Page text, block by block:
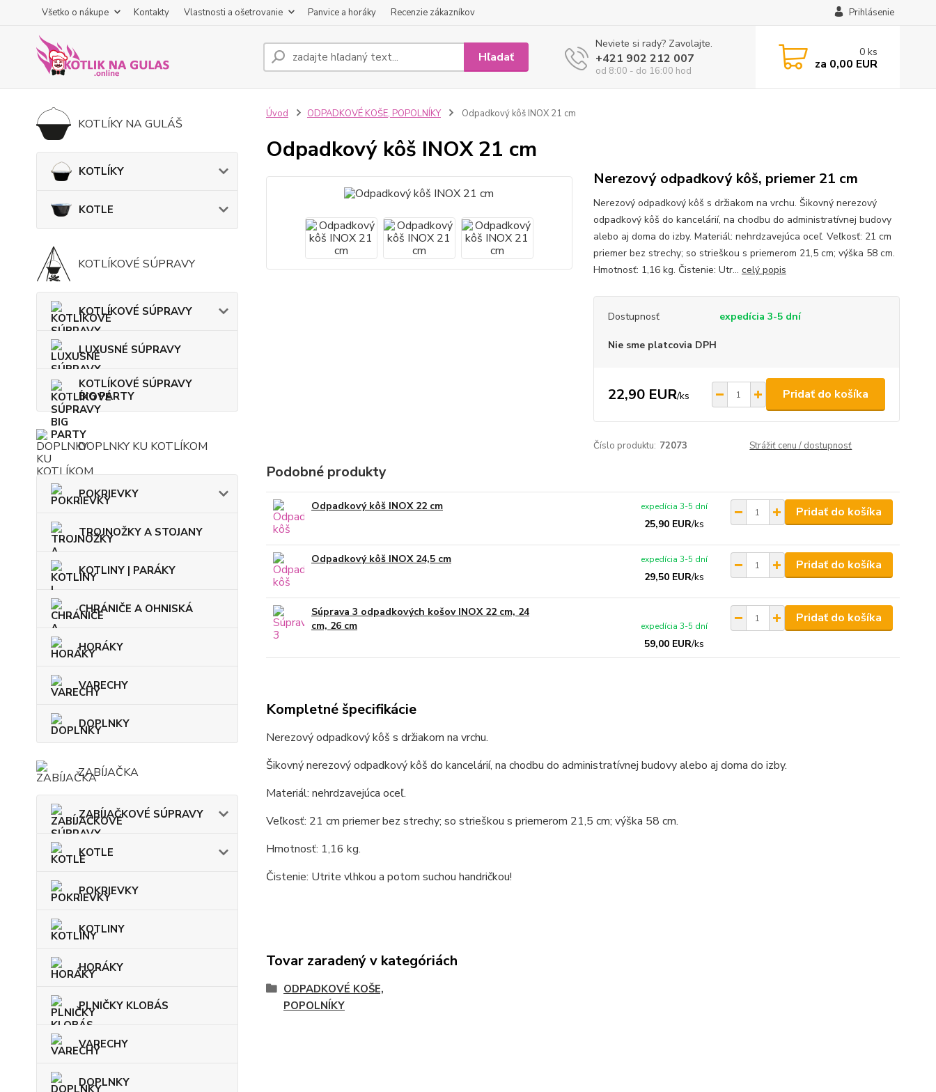
Všetko o nákupe Kontakty Vlastnosti a ošetrovanie Panvice a horáky Recenzie zákazníkov Prihlásenie
Hľadať
Neviete si rady? Zavolajte.
+421 902 212 007
od 8:00 - do 16:00 hod
0 ks
za 0,00 EUR
KOTLÍKY NA GULÁŠ
KOTLÍKY
KOTLE
KOTLÍKOVÉ SÚPRAVY
KOTLÍKOVÉ SÚPRAVY
LUXUSNÉ SÚPRAVY
KOTLÍKOVÉ SÚPRAVY
BIG PARTY
DOPLNKY KU KOTLÍKOM
POKRIEVKY
TROJNOŽKY A STOJANY
KOTLINY | PARÁKY
CHRÁNIČE A OHNISKÁ
HORÁKY
VARECHY
DOPLNKY
ZABÍJAČKA
ZABÍJAČKOVÉ SÚPRAVY
KOTLE
POKRIEVKY
KOTLINY
HORÁKY
PLNIČKY KLOBÁS
VARECHY
DOPLNKY
Úvod ODPADKOVÉ KOŠE, POPOLNÍKY Odpadkový kôš INOX 21 cm
Odpadkový kôš INOX 21 cm
Nerezový odpadkový kôš, priemer 21 cm
Nerezový odpadkový kôš s držiakom na vrchu. Šikovný nerezový
odpadkový kôš do kancelárií, na chodbu do administratívnej budovy
alebo aj doma do izby. Materiál: nehrdzavejúca oceľ. Veľkosť: 21 cm
priemer bez strechy; so strieškou s priemerom 21,5 cm; výška 58 cm.
Hmotnosť: 1,16 kg. Čistenie: Utr... celý popis
Dostupnosť expedícia 3-5 dní
Nie sme platcovia DPH
22,90 EUR/ks Pridať do košíka
Číslo produktu: 72073 Strážiť cenu / dostupnosť
Podobné produkty
Odpadkový kôš INOX 22 cm
25,90 EUR/ks
expedícia 3-5 dní Pridať do košíka
Odpadkový kôš INOX 24,5 cm
29,50 EUR/ks
expedícia 3-5 dní Pridať do košíka
Súprava 3 odpadkových košov INOX 22 cm, 24
cm, 26 cm
59,00 EUR/ks
expedícia 3-5 dní
Pridať do košíka
Kompletné špecifikácie
Nerezový odpadkový kôš s držiakom na vrchu.
Šikovný nerezový odpadkový kôš do kancelárií, na chodbu do administratívnej budovy alebo aj doma do izby.
Materiál: nehrdzavejúca oceľ.
Veľkosť: 21 cm priemer bez strechy; so strieškou s priemerom 21,5 cm; výška 58 cm.
Hmotnosť: 1,16 kg.
Čistenie: Utrite vlhkou a potom suchou handričkou!
Tovar zaradený v kategóriách
ODPADKOVÉ KOŠE,
POPOLNÍKY